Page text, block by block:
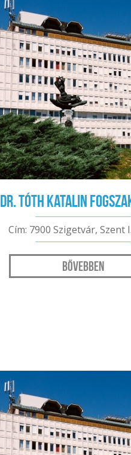
Dr. Tóth Katalin
Cím: 7900 Szigetvár, Szent
Bővebben